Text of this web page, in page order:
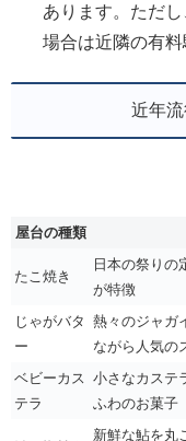
あります。ただ
場合は近隣の有料
近年
屋台の種類
たこ焼き
日本の祭りの
が特徴
じゃがバタ
ー
熱々のジャガ
ながら人気の
ベビーカス
テラ
小さなカステ
ふわのお菓子
新鮮な鮎を丸